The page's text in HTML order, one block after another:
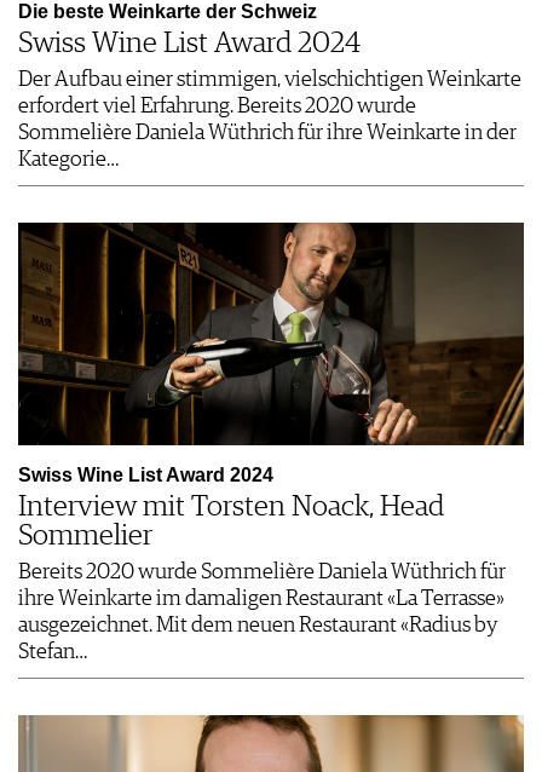
Die beste Weinkarte der Schweiz
Swiss Wine List Award 2024
Der Aufbau einer stimmigen, vielschichtigen Weinkarte
erfordert viel Erfahrung. Bereits 2020 wurde
Sommelière Daniela Wüthrich für ihre Weinkarte in der
Kategorie…
Swiss Wine List Award 2024
Interview mit Torsten Noack, Head
Sommelier
Bereits 2020 wurde Sommelière Daniela Wüthrich für
ihre Weinkarte im damaligen Restaurant «La Terrasse»
ausgezeichnet. Mit dem neuen Restaurant «Radius by
Stefan…